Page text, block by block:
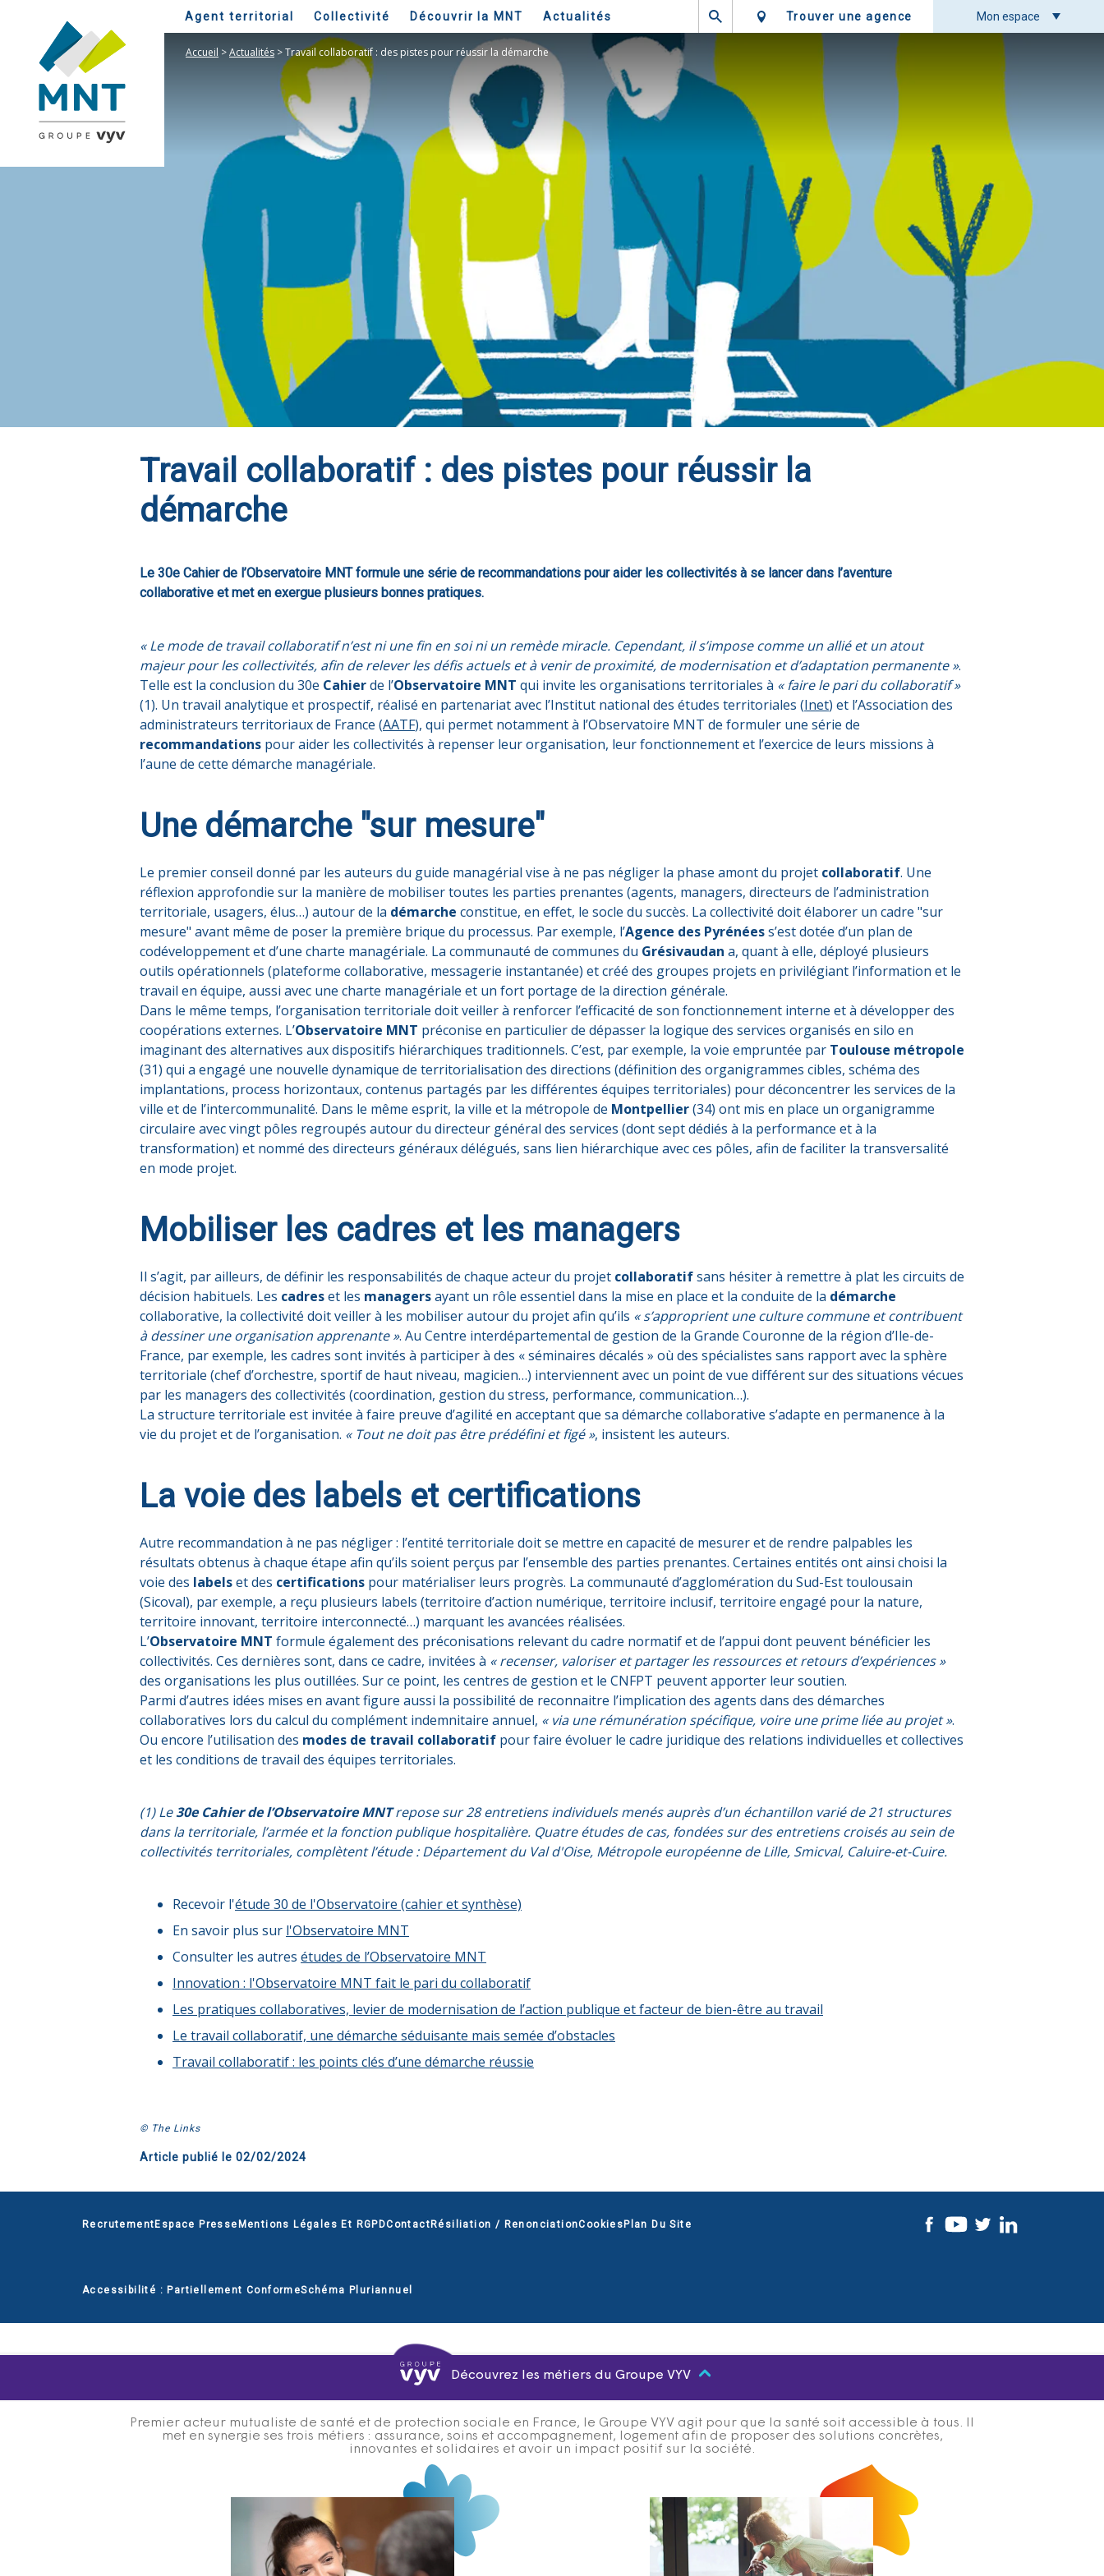
Agent territorial Collectivité Découvrir la MNT Actualités Trouver une agence Mon espace
Accueil >Actualités >Travail collaboratif : des pistes pour réussir la démarche
Travail collaboratif : des pistes pour réussir la
démarche
Le 30e Cahier de l’Observatoire MNT formule une série de recommandations pour aider les collectivités à se lancer dans l’aventure
collaborative et met en exergue plusieurs bonnes pratiques.
« Le mode de travail collaboratif n’est ni une fin en soi ni un remède miracle. Cependant, il s’impose comme un allié et un atout
majeur pour les collectivités, afin de relever les défis actuels et à venir de proximité, de modernisation et d’adaptation permanente ».
Telle est la conclusion du 30e Cahierde l’Observatoire MNT qui invite les organisations territoriales à « faire le pari du collaboratif »
(1). Un travail analytique et prospectif, réalisé en partenariat avec l’Institut national des études territoriales (Inet) et l’Association des
administrateurs territoriaux de France (AATF), qui permet notamment à l’Observatoire MNT de formuler une série de
recommandations pour aider les collectivités à repenser leur organisation, leur fonctionnement et l’exercice de leurs missions à
l’aune de cette démarche managériale.
Une démarche "sur mesure"
Le premier conseil donné par les auteurs du guide managérial vise à ne pas négliger la phase amont du projet collaboratif. Une
réflexion approfondie sur la manière de mobiliser toutes les parties prenantes (agents, managers, directeurs de l’administration
territoriale, usagers, élus…) autour de la démarche constitue, en effet, le socle du succès. La collectivité doit élaborer un cadre "sur
mesure" avant même de poser la première brique du processus. Par exemple, l’Agence des Pyrénéess’est dotée d’un plan de
codéveloppement et d’une charte managériale. La communauté de communes du Grésivaudan a, quant à elle, déployé plusieurs
outils opérationnels (plateforme collaborative, messagerie instantanée) et créé des groupes projets en privilégiant l’information et le
travail en équipe, aussi avec une charte managériale et un fort portage de la direction générale.
Dans le même temps, l’organisation territoriale doit veiller à renforcer l’efficacité de son fonctionnement interne et à développer des
coopérations externes. L’Observatoire MNT préconise en particulier de dépasser la logique des services organisés en silo en
imaginant des alternatives aux dispositifs hiérarchiques traditionnels. C’est, par exemple, la voie empruntée par Toulouse métropole
(31) qui a engagé une nouvelle dynamique de territorialisation des directions (définition des organigrammes cibles, schéma des
implantations, process horizontaux, contenus partagés par les différentes équipes territoriales) pour déconcentrer les services de la
ville et de l’intercommunalité. Dans le même esprit, la ville et la métropole de Montpellier(34) ont mis en place un organigramme
circulaire avec vingt pôles regroupés autour du directeur général des services (dont sept dédiés à la performance et à la
transformation) et nommé des directeurs généraux délégués, sans lien hiérarchique avec ces pôles, afin de faciliter la transversalité
en mode projet.
Mobiliser les cadres et les managers
Il s’agit, par ailleurs, de définir les responsabilités de chaque acteur du projet collaboratifsans hésiter à remettre à plat les circuits de
décision habituels. Les cadreset les managersayant un rôle essentiel dans la mise en place et la conduite de la démarche
collaborative, la collectivité doit veiller à les mobiliser autour du projet afin qu’ils « s’approprient une culture commune et contribuent
à dessiner une organisation apprenante ». Au Centre interdépartemental de gestion de la Grande Couronne de la région d’Ile-de-
France, par exemple, les cadres sont invités à participer à des « séminaires décalés » où des spécialistes sans rapport avec la sphère
territoriale (chef d’orchestre, sportif de haut niveau, magicien…) interviennent avec un point de vue différent sur des situations vécues
par les managers des collectivités (coordination, gestion du stress, performance, communication…).
La structure territoriale est invitée à faire preuve d’agilité en acceptant que sa démarche collaborative s’adapte en permanence à la
vie du projet et de l’organisation. « Tout ne doit pas être prédéfini et figé », insistent les auteurs.
La voie des labels et certifications
Autre recommandation à ne pas négliger : l’entité territoriale doit se mettre en capacité de mesurer et de rendre palpables les
résultats obtenus à chaque étape afin qu’ils soient perçus par l’ensemble des parties prenantes. Certaines entités ont ainsi choisi la
voie des labelset des certifications pour matérialiser leurs progrès. La communauté d’agglomération du Sud-Est toulousain
(Sicoval), par exemple, a reçu plusieurs labels (territoire d’action numérique, territoire inclusif, territoire engagé pour la nature,
territoire innovant, territoire interconnecté…) marquant les avancées réalisées.
L’Observatoire MNT formule également des préconisations relevant du cadre normatif et de l’appui dont peuvent bénéficier les
collectivités. Ces dernières sont, dans ce cadre, invitées à « recenser, valoriser et partager les ressources et retours d’expériences »
des organisations les plus outillées. Sur ce point, les centres de gestion et le CNFPT peuvent apporter leur soutien.
Parmi d’autres idées mises en avant figure aussi la possibilité de reconnaitre l’implication des agents dans des démarches
collaboratives lors du calcul du complément indemnitaire annuel, « via une rémunération spécifique, voire une prime liée au projet ».
Ou encore l’utilisation des modes de travail collaboratif pour faire évoluer le cadre juridique des relations individuelles et collectives
et les conditions de travail des équipes territoriales.
(1) Le30e Cahier de l’Observatoire MNTrepose sur 28 entretiens individuels menés auprès d’un échantillon varié de 21 structures
dans la territoriale, l’armée et la fonction publique hospitalière. Quatre études de cas, fondées sur des entretiens croisés au sein de
collectivités territoriales, complètent l’étude : Département du Val d'Oise, Métropole européenne de Lille, Smicval, Caluire-et-Cuire.
Recevoir l'étude 30 de l'Observatoire (cahier et synthèse)
En savoir plus sur l'Observatoire MNT
Consulter les autres études de l’Observatoire MNT
Innovation : l'Observatoire MNT fait le pari du collaboratif
Les pratiques collaboratives, levier de modernisation de l’action publique et facteur de bien-être au travail
Le travail collaboratif, une démarche séduisante mais semée d’obstacles
Travail collaboratif : les points clés d’une démarche réussie
© The Links
Article publié le 02/02/2024
Recrutement Espace Presse Mentions Légales Et RGPDContact Résiliation / RenonciationCookies Plan Du Site
Accessibilité : Partiellement ConformeSchéma Pluriannuel
Découvrez les métiers du Groupe VYV
Premier acteur mutualiste de santé et de protection sociale en France, le Groupe VYV agit pour que la santé soit accessible à tous. Il
met en synergie ses trois métiers : assurance, soins et accompagnement, logement afin de proposer des solutions concrètes,
innovantes et solidaires et avoir un impact positif sur la société.